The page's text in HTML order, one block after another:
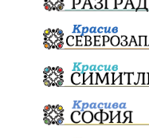
разследване
традиции и обичаи
страх семинар
Мирен протест